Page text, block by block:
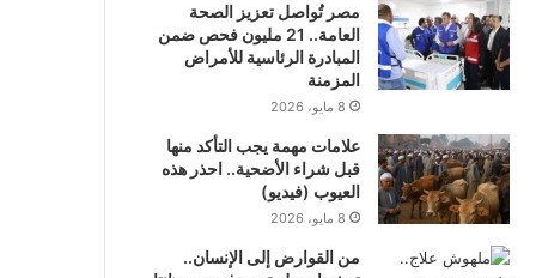
مصر تُواصل تعزيز الصحة
العامة.. 21 مليون فحص ضمن
المبادرة الرئاسية للأمراض
المزمنة
8 مايو، 2026
علامات مهمة يجب التأكد منها
قبل شراء الأضحية.. احذر هذه
العيوب (فيديو)
8 مايو، 2026
من القوارض إلى الإنسان..